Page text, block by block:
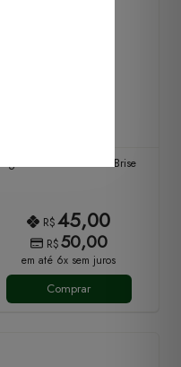
Água Perfumada 250ml Brise
R$45,00
R$50,00
em até 6x sem juros
Comprar